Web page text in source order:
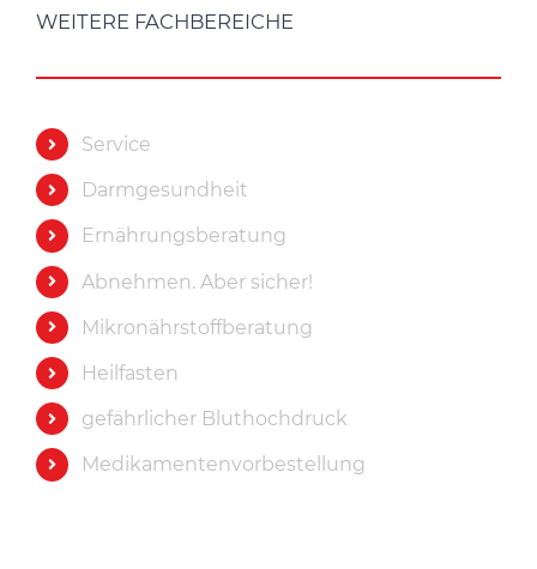
WEITERE FACHBEREICHE
Service
Darmgesundheit
Ernährungsberatung
Abnehmen. Aber sicher!
Mikronährstoffberatung
Heilfasten
gefährlicher Bluthochdruck
Medikamentenvorbestellung